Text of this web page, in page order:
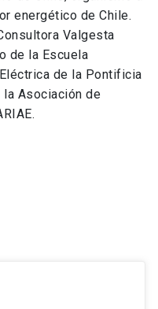
energético de Chile.
Valgesta
de la Escuela
de la Pontificia
la Asociación de